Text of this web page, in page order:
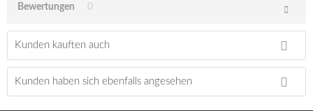
Bewertungen 0
Kunden kauften auch
Kunden haben sich ebenfalls angesehen